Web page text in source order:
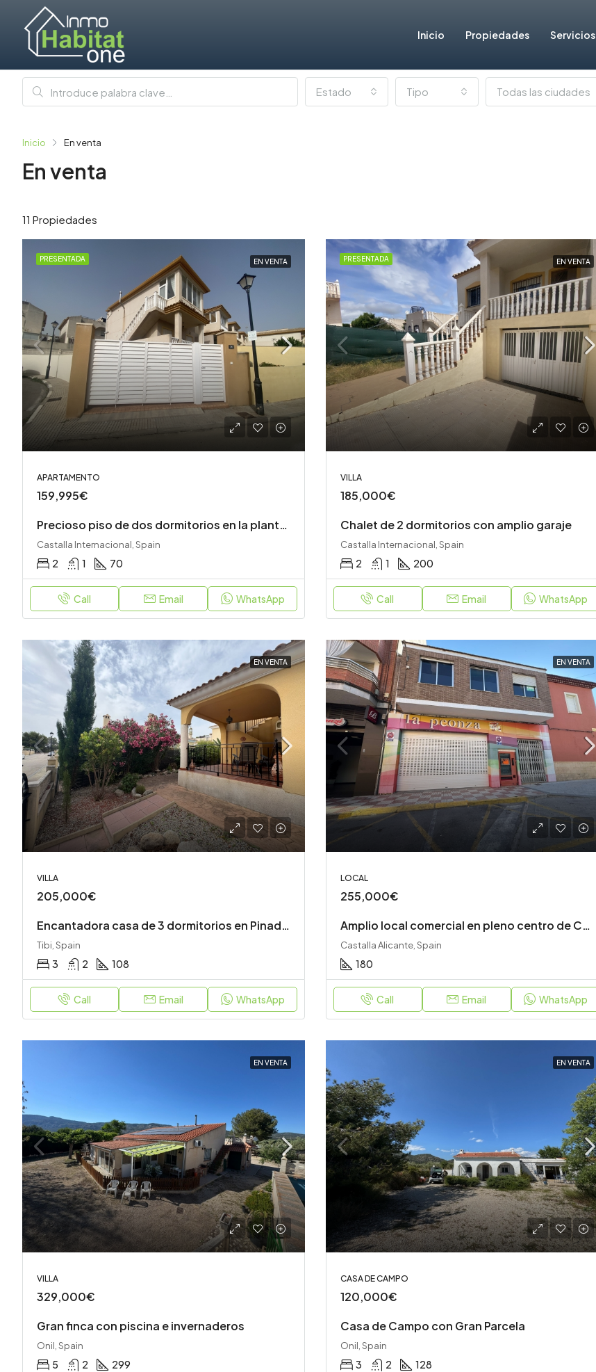
Inicio Propiedades Servicios
Estado Tipo Todas las ciudades
Inicio En venta
En venta
11 Propiedades
PRESENTADA EN VENTA
APARTAMENTO
159,995€
Precioso piso de dos dormitorios en la planta superior con jardín privado, azotea y unas vistas impresionantes
Castalla Internacional, Spain
2 1 70
Call Email WhatsApp
PRESENTADA EN VENTA
VILLA
185,000€
Chalet de 2 dormitorios con amplio garaje
Castalla Internacional, Spain
2 1 200
Call Email WhatsApp
EN VENTA
VILLA
205,000€
Encantadora casa de 3 dormitorios en Pinada del Río
Tibi, Spain
3 2 108
Call Email WhatsApp
EN VENTA
LOCAL
255,000€
Amplio local comercial en pleno centro de Castalla
Castalla Alicante, Spain
180
Call Email WhatsApp
EN VENTA
VILLA
329,000€
Gran finca con piscina e invernaderos
Onil, Spain
5 2 299
EN VENTA
CASA DE CAMPO
120,000€
Casa de Campo con Gran Parcela
Onil, Spain
3 2 128